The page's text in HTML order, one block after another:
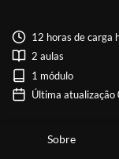
12 horas de carga
2 aulas
1 módulo
Última
Sobre